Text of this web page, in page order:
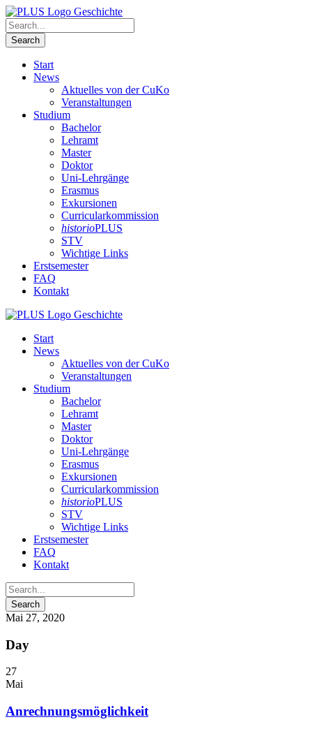
Start
News
Aktuelles von der CuKo
Veranstaltungen
Studium
Bachelor
Lehramt
Master
Doktor
Uni-Lehrgänge
Erasmus
Exkursionen
Curricularkommission
historioPLUS
STV
Wichtige Links
Erstsemester
FAQ
Kontakt
Start
News
Aktuelles von der CuKo
Veranstaltungen
Studium
Bachelor
Lehramt
Master
Doktor
Uni-Lehrgänge
Erasmus
Exkursionen
Curricularkommission
historioPLUS
STV
Wichtige Links
Erstsemester
FAQ
Kontakt
Mai 27, 2020
Day
27
Mai
Anrechnungsmöglichkeit